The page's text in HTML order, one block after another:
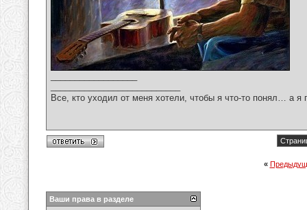
Все, кто уходил от меня хотели, чтобы я что-то понял… а
«
Ваши права в разделе